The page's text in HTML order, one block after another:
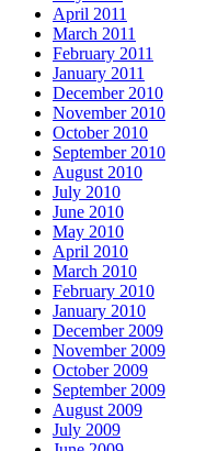
April 2011
March 2011
February 2011
January 2011
December 2010
November 2010
October 2010
September 2010
August 2010
July 2010
June 2010
May 2010
April 2010
March 2010
February 2010
January 2010
December 2009
November 2009
October 2009
September 2009
August 2009
July 2009